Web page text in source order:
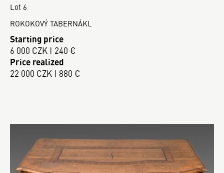
Lot 6
ROKOKOVÝ TABERNÁKL
Starting price
6 000 CZK | 240 €
Price realized
22 000 CZK | 880 €